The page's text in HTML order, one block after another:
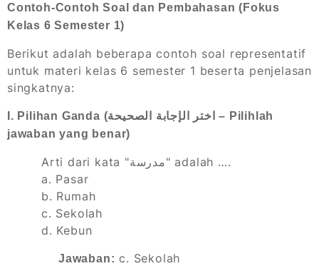
Contoh-Contoh Soal dan Pembahasan (Fokus
Kelas 6 Semester 1)
Berikut adalah beberapa contoh soal representatif
untuk materi kelas 6 semester 1 beserta penjelasan
singkatnya:
I. Pilihan Ganda (اختر الإجابة الصحيحة – Pilihlah
jawaban yang benar)
Arti dari kata "مدرسة" adalah ….
a. Pasar
b. Rumah
c. Sekolah
d. Kebun
Jawaban: c. Sekolah